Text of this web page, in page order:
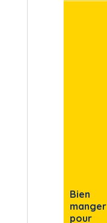
Bien
manger
pour